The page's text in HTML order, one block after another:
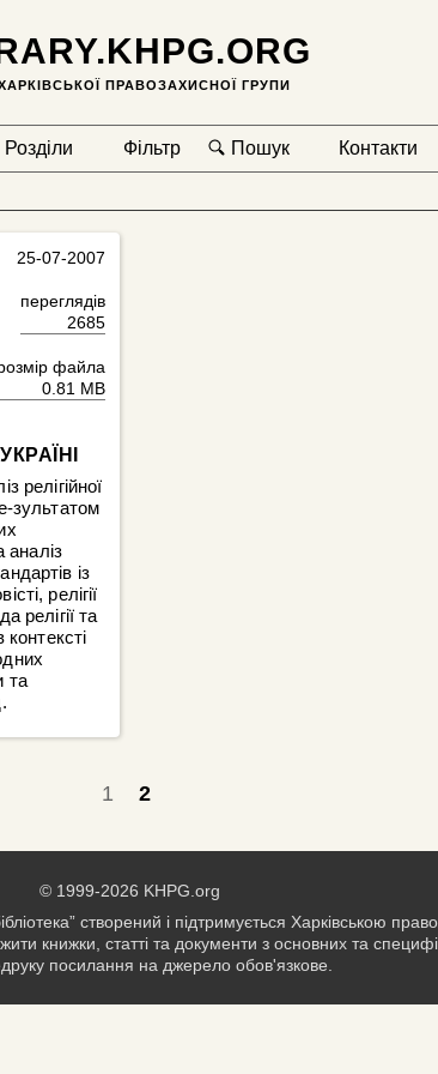
ПРАВОЗАХИСНОЇ ГРУПИ
Розділи Фільтр Пошук Контакти
25-07-2007
переглядів
2685
файла
0.81 MB
релігійної
зультатом
аналіз
із
релігії
релігії та
контексті
та
1 2
© 1999-2026 KHPG.org
створений і підтримується Харківською
книжки, статті та документи з основних та
посилання на джерело обов'язкове.